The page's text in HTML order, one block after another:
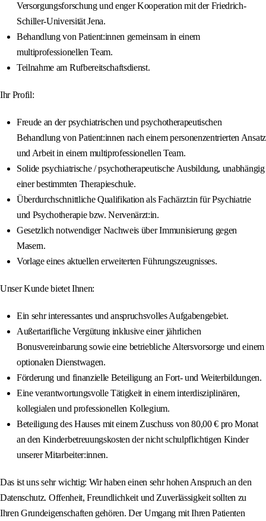
Versorgungsforschung und enger Kooperation mit der Friedrich-
Schiller-Universität Jena.
Behandlung von Patient:innen gemeinsam in einem
multiprofessionellen Team.
Teilnahme am Rufbereitschaftsdienst.
Ihr Profil:
Freude an der psychiatrischen und psychotherapeutischen
Behandlung von Patient:innen nach einem personenzentrierten Ansatz
und Arbeit in einem multiprofessionellen Team.
Solide psychiatrische / psychotherapeutische Ausbildung, unabhängig
einer bestimmten Therapieschule.
Überdurchschnittliche Qualifikation als Fachärzt:in für Psychiatrie
und Psychotherapie bzw. Nervenärzt:in.
Gesetzlich notwendiger Nachweis über Immunisierung gegen
Masern.
Vorlage eines aktuellen erweiterten Führungszeugnisses.
Unser Kunde bietet Ihnen:
Ein sehr interessantes und anspruchsvolles Aufgabengebiet.
Außertarifliche Vergütung inklusive einer jährlichen
Bonusvereinbarung sowie eine betriebliche Altersvorsorge und einem
optionalen Dienstwagen.
Förderung und finanzielle Beteiligung an Fort- und Weiterbildungen.
Eine verantwortungsvolle Tätigkeit in einem interdisziplinären,
kollegialen und professionellen Kollegium.
Beteiligung des Hauses mit einem Zuschuss von 80,00 € pro Monat
an den Kinderbetreuungskosten der nicht schulpflichtigen Kinder
unserer Mitarbeiter:innen.
Das ist uns sehr wichtig: Wir haben einen sehr hohen Anspruch an den
Datenschutz. Offenheit, Freundlichkeit und Zuverlässigkeit sollten zu
Ihren Grundeigenschaften gehören. Der Umgang mit Ihren Patienten